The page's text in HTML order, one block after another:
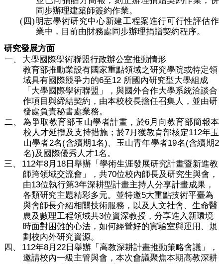
同步辦理建築師簽約作業。
(四)明志學術研究中心新建工程案進行可行性評估作
業中，目前由財務處同步辦理捐贈契約程序。
研究發展方面
一、
大學國際學術聯盟行政辦公室推動情形
教育部推動業設有國家重點領域之研究學院或特定領
域具有國際競爭力的6至12 所國內研究型大學組成
「大學國際學術聯盟」，與國外合作大學系統洽談合
作項目與締結契約，由本校校長擔任召集人，並由研
發處負責秘書處業務。
二、
為爭取教育部玉山學者計畫 ，於6 月向教育部簡報本
校人才延攬及支持措施；於7月獲教育部核定112年玉
山學者2名(含續期 1名)、玉山青年學者19名(含續期2
名)及國際優秀人才1名。
三、
112年8月 18 日舉辦「學術生涯發展研究計畫暨新進教
師跨領域交流會」，共70位校內師長及研究生與會，
由13位執行第3年深耕型計畫主持人分享計畫成果，
各類研究主題精彩多元。並特邀5大重點技術平臺為
與會師長介紹相關技術服務，以及人文社會、生命醫
農及數理工程領域共3位資深教授，分享進入新環境
時面對困難的心法，如何經營好的實驗室與運用、規
劃校內外研究資源。
四、
112年8月 22 日舉辦「高教深耕計畫推動策略會議」，
邀請校內一級主管與會，本次會議聚焦本期高教深耕